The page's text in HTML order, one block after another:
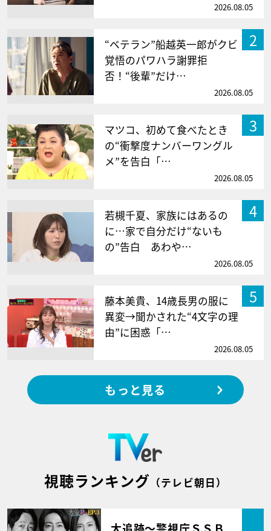
2026.08.05
2
“ベテラン”船越英一郎がクビ
覚悟のパワハラ謝罪拒
否！“後輩”だけ…
2026.08.05
3
マツコ、初めて食べたとき
の“衝撃度ナンバーワングル
メ”を告白「…
2026.08.05
4
若槻千夏、家族にはあるの
に…家で自分だけ“ないも
の”告白 あわや…
2026.08.05
5
藤本美貴、14歳長男の服に
異変→聞かされた“4文字の理
由”に困惑「…
2026.08.05
もっと見る
視聴ランキング （テレビ朝日）